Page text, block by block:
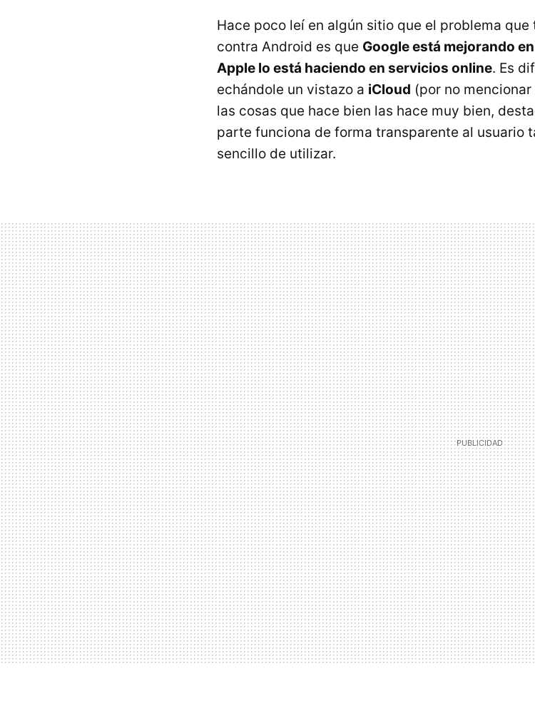
Hace poco leí en algún sitio que el problema
contra Android es que Google está mejorando
Apple lo está haciendo en servicios online. Es
echándole un vistazo a iCloud (por no mencionar
las cosas que hace bien las hace muy bien,
parte funciona de forma transparente al usuario
sencillo de utilizar.